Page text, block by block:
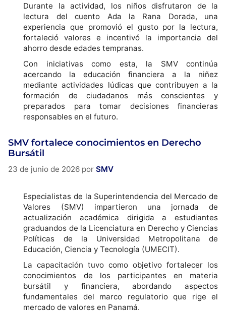
Durante la actividad, los niños disfrutaron de la
lectura del cuento Ada la Rana Dorada, una
experiencia que promovió el gusto por la lectura,
fortaleció valores e incentivó la importancia del
ahorro desde edades tempranas.
Con iniciativas como esta, la SMV continúa
acercando la educación financiera a la niñez
mediante actividades lúdicas que contribuyen a la
formación de ciudadanos más conscientes y
preparados para tomar decisiones financieras
responsables en el futuro.
SMV fortalece conocimientos en Derecho
Bursátil
23 de junio de 2026 por SMV
Especialistas de la Superintendencia del Mercado de
Valores (SMV) impartieron una jornada de
actualización académica dirigida a estudiantes
graduandos de la Licenciatura en Derecho y Ciencias
Políticas de la Universidad Metropolitana de
Educación, Ciencia y Tecnología (UMECIT).
La capacitación tuvo como objetivo fortalecer los
conocimientos de los participantes en materia
bursátil y financiera, abordando aspectos
fundamentales del marco regulatorio que rige el
mercado de valores en Panamá.